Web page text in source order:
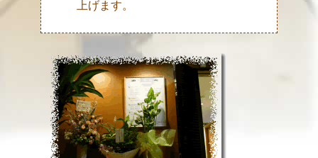
上げます。